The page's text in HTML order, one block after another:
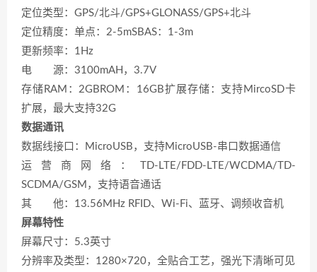
定位类型：GPS/北斗/GPS+GLONASS/GPS+北斗
定位精度：单点：2-5mSBAS：1-3m
更新频率：1Hz
电 源：3100mAH，3.7V
存储RAM：2GBROM：16GB扩展存储：支持MircoSD卡
扩展，最大支持32G
数据通讯
数据线接口：MicroUSB，支持MicroUSB-串口数据通信
运营商网络：TD-LTE/FDD-LTE/WCDMA/TD-
SCDMA/GSM，支持语音通话
其 他：13.56MHz RFID、Wi-Fi、蓝牙、调频收音机
屏幕特性
屏幕尺寸：5.3英寸
分辨率及类型：1280×720，全贴合工艺，强光下清晰可见